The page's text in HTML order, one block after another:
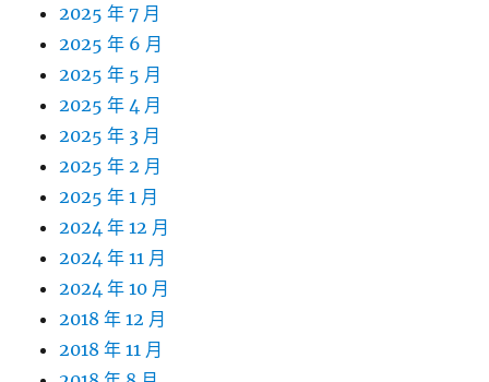
2025 年 7 月
2025 年 6 月
2025 年 5 月
2025 年 4 月
2025 年 3 月
2025 年 2 月
2025 年 1 月
2024 年 12 月
2024 年 11 月
2024 年 10 月
2018 年 12 月
2018 年 11 月